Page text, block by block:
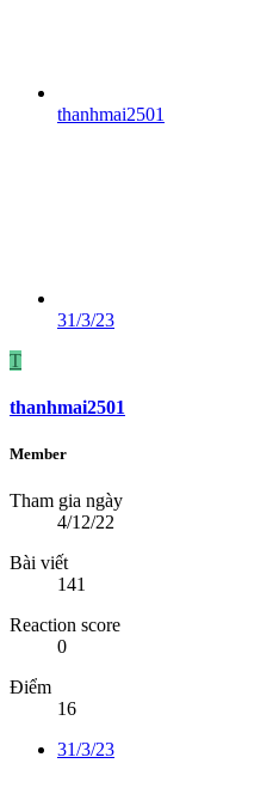
thanhmai2501
31/3/23
T
thanhmai2501
Member
Tham gia ngày
4/12/22
Bài viết
141
Reaction score
0
Điểm
16
31/3/23